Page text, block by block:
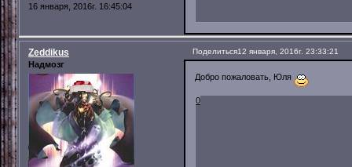
16 января, 2016г. 16:45:04
Поделиться12 января, 2016г. 23:33:21
Zeddikus
Надмозг
Добро пожаловать, Юля
0